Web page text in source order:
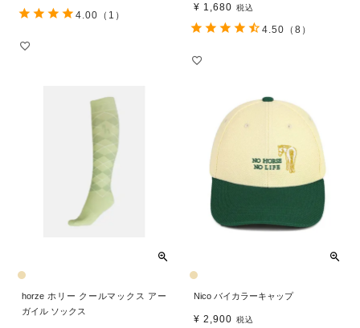
4.00 （1）
¥ 1,680 税込
4.50 （8）
horze ホリー クールマックス アー
ガイル ソックス
Nico バイカラーキャップ
¥ 2,900 税込